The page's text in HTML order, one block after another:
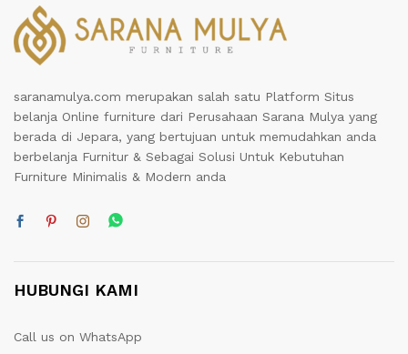
saranamulya.com merupakan salah satu Platform Situs
belanja Online furniture dari Perusahaan Sarana Mulya yang
berada di Jepara, yang bertujuan untuk memudahkan anda
berbelanja Furnitur & Sebagai Solusi Untuk Kebutuhan
Furniture Minimalis & Modern anda
HUBUNGI KAMI
Call us on WhatsApp